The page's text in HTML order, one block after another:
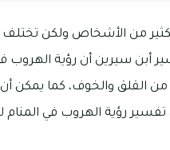
من الأشخاص ولكن تختلف
أبن سيرين أن رؤية
القلق والخوف، كما يمكن
رؤية الهروب في المنام